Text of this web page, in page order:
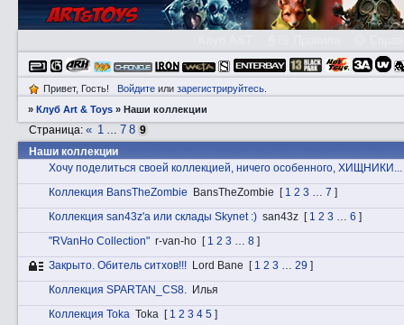
Привет, Гость! Войдитеили зарегистрируйтесь.
»Клуб Art & Toys »Наши коллекции
Наши коллекции
Страница:« 1 … 7 8 9
Хочу поделиться своей коллекцией, ничего особенного, ХИЩНИКИ...
Коллекция BansTheZombie
BansTheZombie [ 1 2 3 … 7 ]
Коллекция san43z'а или склады Skynet :) san43z [ 1 2 3 … 6 ]
"RVanHo Collection" r-van-ho [ 1 2 3 … 8 ]
Закрытo. Обитель ситхов!!! Lord Bane [ 1 2 3 … 29 ]
Коллекция SPARTAN_CS8. Илья
Коллекция Toka Toka [ 1 2 3 4 5 ]